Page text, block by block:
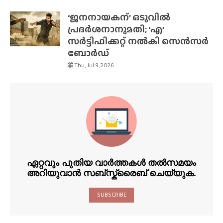
‘ജനനായകന്’ ഒടുവിൽ
പ്രദർശനാനുമതി; ‘എ’
സർട്ടിഫിക്കറ്റ് നൽകി സെൻസർ
ബോർഡ്
Thu, Jul 9, 2026
ഏറ്റവും പുതിയ വാർത്തകൾ തൽസമയം
അറിയുവാൻ സബ്സ്ക്രൈബ് ചെയ്യുക.
SUBSCRIBE